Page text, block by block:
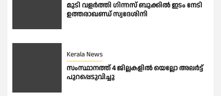
മുടി വളർത്തി ഗിന്നസ് ബുക്കിൽ ഇടം നേടി
ഉത്തരാഖണ്ഡ് സ്വദേശിനി
Kerala News
സംസ്ഥാനത്ത് 4 ജില്ലകളിൽ യെല്ലോ അലർട്ട്
പുറപ്പെടുവിച്ചു